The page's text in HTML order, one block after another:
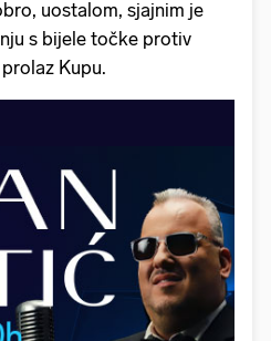
uostalom, sjajnim je
s bijele točke protiv
Kupu.